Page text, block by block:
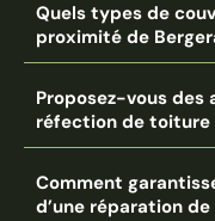
Quels types de
proximité de
Proposez-vous des
réfection de toiture
Comment
d’une réparation